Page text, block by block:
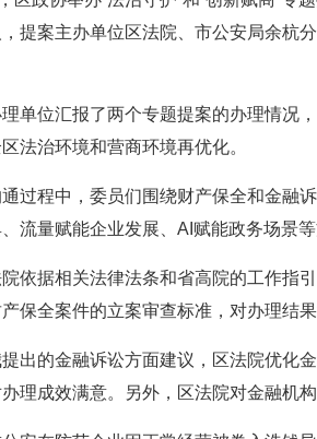
提案主办单位区法院、市公安局余杭
单位汇报了两个专题提案的办理情况
法治环境和营商环境再优化。
过程中，委员们围绕财产保全和金融
流量赋能企业发展、AI赋能政务场景
依据相关法律法条和省高院的工作指
保全案件的立案审查标准，对办理结果
出的金融诉讼方面建议，区法院优化
理成效满意。另外，区法院对金融机